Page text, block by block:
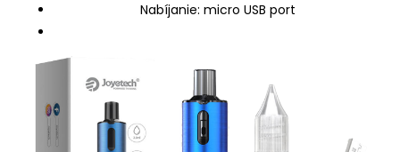
Nabíjanie: micro USB port